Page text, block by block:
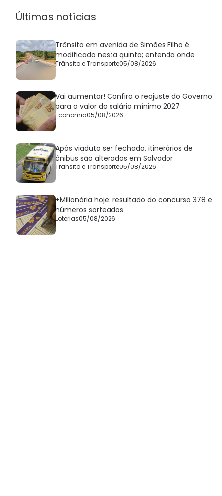
Últimas notícias
Trânsito em avenida de Simões Filho é
modificado nesta quinta; entenda onde
Trânsito e Transporte05/08/2026
Vai aumentar! Confira o reajuste do Governo
para o valor do salário mínimo 2027
Economia05/08/2026
Após viaduto ser fechado, itinerários de
ônibus são alterados em Salvador
Trânsito e Transporte05/08/2026
+Milionária hoje: resultado do concurso 378 e
números sorteados
Loterias05/08/2026